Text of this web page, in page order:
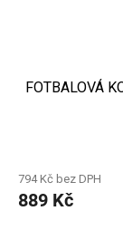
FOTBALOVÁ
794 Kč bez DPH
889 Kč